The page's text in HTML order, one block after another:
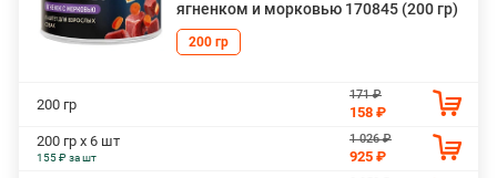
ягненком и морковью 170845 (200 гр)
200 гр
200 гр
171 ₽
158 ₽
200 гр х 6 шт
155 ₽ за шт
1 026 ₽
925 ₽